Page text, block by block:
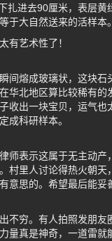
扎进去90厘米，表层
于大自然送来的活样本。
有艺术性了！
间熔成玻璃状，这块
华北地区算比较稀有
收出一块宝贝，运气
成科研样本。
师表示这属于无主动
村里人讨论得热火朝
意思的。希望最后能妥
不穷。有人拍照发朋
量真是神奇，一道雷